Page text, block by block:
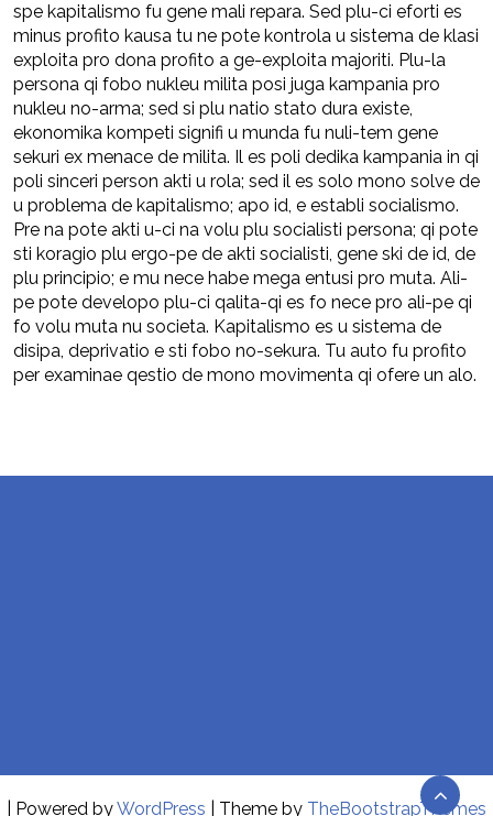
spe kapitalismo fu gene mali repara. Sed plu-ci eforti es
minus profito kausa tu ne pote kontrola u sistema de klasi
exploita pro dona profito a ge-exploita majoriti. Plu-la
persona qi fobo nukleu milita posi juga kampania pro
nukleu no-arma; sed si plu natio stato dura existe,
ekonomika kompeti signifi u munda fu nuli-tem gene
sekuri ex menace de milita. Il es poli dedika kampania in qi
poli sinceri person akti u rola; sed il es solo mono solve de
u problema de kapitalismo; apo id, e establi socialismo.
Pre na pote akti u-ci na volu plu socialisti persona; qi pote
sti koragio plu ergo-pe de akti socialisti, gene ski de id, de
plu principio; e mu nece habe mega entusi pro muta. Ali-
pe pote developo plu-ci qalita-qi es fo nece pro ali-pe qi
fo volu muta nu societa. Kapitalismo es u sistema de
disipa, deprivatio e sti fobo no-sekura. Tu auto fu profito
per examinae qestio de mono movimenta qi ofere un alo.
| Powered byWordPress | Theme by TheBootstrapThemes